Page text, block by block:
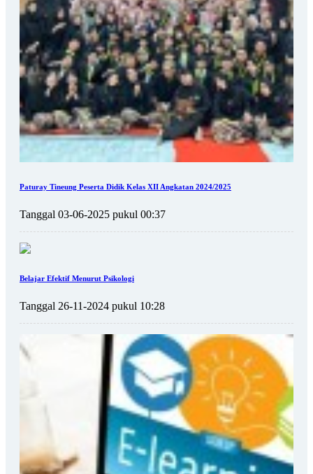
Paturay Tineung Peserta Didik Kelas XII Angkatan 2024/2025
Tanggal 03-06-2025 pukul 00:37
Belajar Efektif Menurut Psikologi
Tanggal 26-11-2024 pukul 10:28